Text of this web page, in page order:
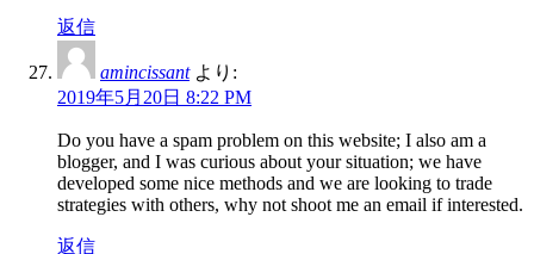
返信
amincissant より:
2019年5月20日 8:22 PM
Do you have a spam problem on this website; I also am a
blogger, and I was curious about your situation; we have
developed some nice methods and we are looking to trade
strategies with others, why not shoot me an email if interested.
返信